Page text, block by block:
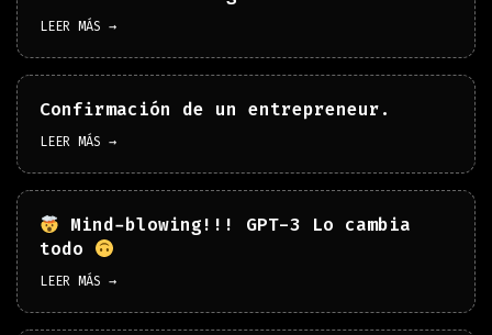
LEER MÁS →
Confirmación de un entrepreneur.
LEER MÁS →
Mind-blowing!!! GPT-3 Lo cambia
todo
LEER MÁS →